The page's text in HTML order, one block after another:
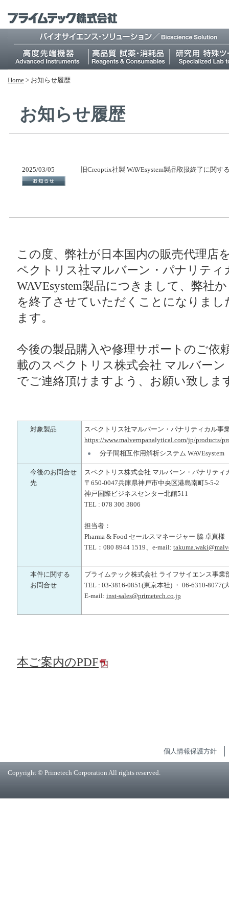
Home > お知らせ履歴
お知らせ履歴
2025/03/05 旧Creoptix社製 WAVEsystem製品取扱終了に関す
この度、弊社が日本国内の販売代理店
ペクトリス社マルバーン・パナリティ
WAVEsystem製品につきまして、弊社
を終了させていただくことになりま
ます。
今後の製品購入や修理サポートのご依
載のスペクトリス株式会社 マルバー
でご連絡頂けますよう、お願い致しま
対象製品
スペクトリス社マルバーン・パナリティカル事
https://www.malvernpanalytical.com/jp/products/
分子間相互作用解析システム WAVEsystem
今後のお問合せ
先
スペクトリス株式会社 マルバーン・パナリティ
〒650-0047兵庫県神戸市中央区港島南町5-5-2
神戸国際ビジネスセンター北館511
TEL : 078 306 3806
担当者：
Pharma & Food セールスマネージャー 脇 卓真様
TEL：080 8944 1519、e-mail:
本件に関する
お問合せ
プライムテック株式会社 ライフサイエンス事業
TEL : 03-3816-0851(東京本社) ・ 06-6310-8077(
E-mail: inst-sales@primetech.co.jp
本ご案内のPDF
個人情報保護方針
Copyright © Primetech Corporation All rights reserved.